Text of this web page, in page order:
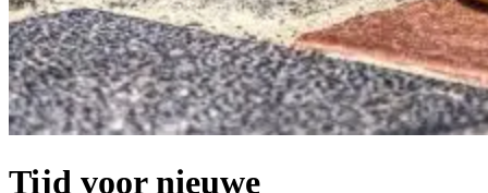
Tijd voor nieuwe